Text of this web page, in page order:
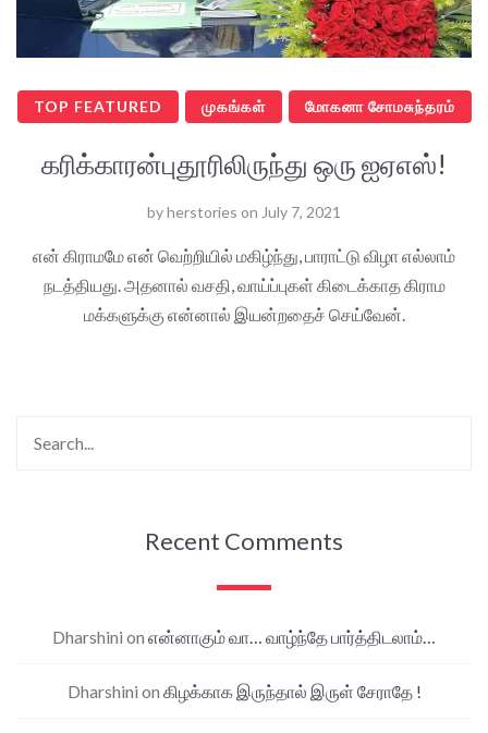
TOP FEATURED முகங்கள் மோகனா சோமசுந்தரம்
கரிக்காரன்புதூரிலிருந்து ஒரு ஐஏஎஸ்!
byherstories on July 7, 2021
என் கிராமமே என் வெற்றியில் மகிழ்ந்து, பாராட்டு விழா எல்லாம்
நடத்தியது. அதனால் வசதி, வாய்ப்புகள் கிடைக்காத கிராம
மக்களுக்கு என்னால் இயன்றதைச் செய்வேன்.
Recent Comments
Dharshini on என்னாகும் வா… வாழ்ந்தே பார்த்திடலாம்…
Dharshini on கிழக்காக இருந்தால் இருள் சேராதே !